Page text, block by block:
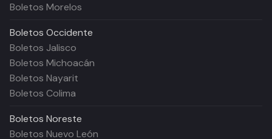
Boletos Morelos
Boletos Occidente
Boletos Jalisco
Boletos Michoacán
Boletos Nayarit
Boletos Colima
Boletos Noreste
Boletos Nuevo León